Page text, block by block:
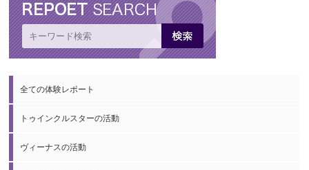
全ての体験レポート
トゥインクルスターの活動
ヴィーナスの活動